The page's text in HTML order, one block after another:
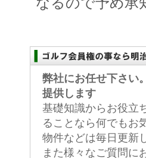
弊社にお任せ下さい
提供します
基礎知識からお役立
ることなら何でもお
物件などは毎日更新
また様々なご質問に